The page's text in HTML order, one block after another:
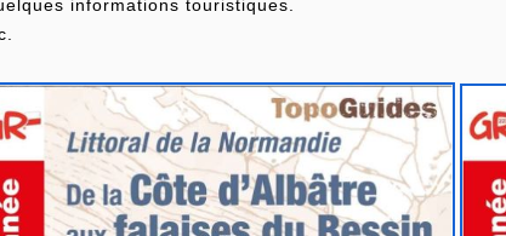
informations touristiques.